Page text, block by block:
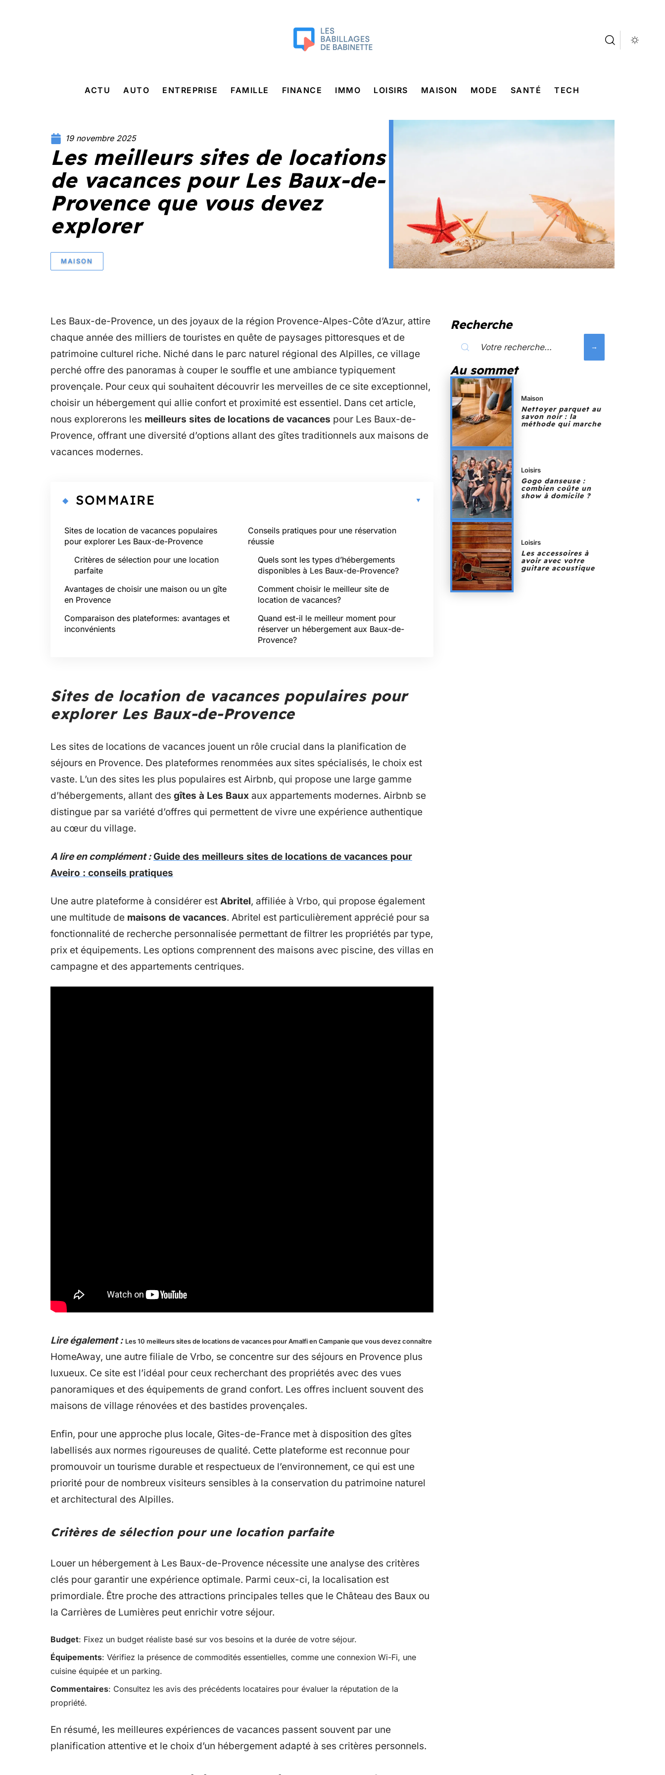
ACTU AUTO ENTREPRISE FAMILLE FINANCE IMMO LOISIRS MAISON MODE SANTÉ TECH
19 novembre 2025
Les meilleurs sites de locations
de vacances pour Les Baux-de-
Provence que vous devez
explorer
MAISON
Les Baux-de-Provence, un des joyaux de la région Provence-Alpes-Côte d’Azur, attire
chaque année des milliers de touristes en quête de paysages pittoresques et de
patrimoine culturel riche. Niché dans le parc naturel régional des Alpilles, ce village
perché offre des panoramas à couper le souffle et une ambiance typiquement
provençale. Pour ceux qui souhaitent découvrir les merveilles de ce site exceptionnel,
choisir un hébergement qui allie confort et proximité est essentiel. Dans cet article,
nous explorerons les meilleurs sites de locations de vacances pour Les Baux-de-
Provence, offrant une diversité d’options allant des gîtes traditionnels aux maisons de
vacances modernes.
SOMMAIRE
Sites de location de vacances populaires
pour explorer Les Baux-de-Provence
Critères de sélection pour une location
parfaite
Avantages de choisir une maison ou un gîte
en Provence
Comparaison des plateformes: avantages et
inconvénients
Conseils pratiques pour une réservation
réussie
Quels sont les types d’hébergements
disponibles à Les Baux-de-Provence?
Comment choisir le meilleur site de
location de vacances?
Quand est-il le meilleur moment pour
réserver un hébergement aux Baux-de-
Provence?
Sites de location de vacances populaires pour
explorer Les Baux-de-Provence
Les sites de locations de vacances jouent un rôle crucial dans la planification de
séjours en Provence. Des plateformes renommées aux sites spécialisés, le choix est
vaste. L’un des sites les plus populaires est Airbnb, qui propose une large gamme
d’hébergements, allant des gîtes à Les Baux aux appartements modernes. Airbnb se
distingue par sa variété d’offres qui permettent de vivre une expérience authentique
au cœur du village.
A lire en complément : Guide des meilleurs sites de locations de vacances pour
Aveiro : conseils pratiques
Une autre plateforme à considérer est Abritel, affiliée à Vrbo, qui propose également
une multitude de maisons de vacances. Abritel est particulièrement apprécié pour sa
fonctionnalité de recherche personnalisée permettant de filtrer les propriétés par type,
prix et équipements. Les options comprennent des maisons avec piscine, des villas en
campagne et des appartements centriques.
Lire également : Les 10 meilleurs sites de locations de vacances pour Amalfi en Campanie que vous devez connaître
HomeAway, une autre filiale de Vrbo, se concentre sur des séjours en Provence plus
luxueux. Ce site est l’idéal pour ceux recherchant des propriétés avec des vues
panoramiques et des équipements de grand confort. Les offres incluent souvent des
maisons de village rénovées et des bastides provençales.
Enfin, pour une approche plus locale, Gites-de-France met à disposition des gîtes
labellisés aux normes rigoureuses de qualité. Cette plateforme est reconnue pour
promouvoir un tourisme durable et respectueux de l’environnement, ce qui est une
priorité pour de nombreux visiteurs sensibles à la conservation du patrimoine naturel
et architectural des Alpilles.
Critères de sélection pour une location parfaite
Louer un hébergement à Les Baux-de-Provence nécessite une analyse des critères
clés pour garantir une expérience optimale. Parmi ceux-ci, la localisation est
primordiale. Être proche des attractions principales telles que le Château des Baux ou
la Carrières de Lumières peut enrichir votre séjour.
Budget: Fixez un budget réaliste basé sur vos besoins et la durée de votre séjour.
Équipements: Vérifiez la présence de commodités essentielles, comme une connexion Wi-Fi, une
cuisine équipée et un parking.
Commentaires: Consultez les avis des précédents locataires pour évaluer la réputation de la
propriété.
En résumé, les meilleures expériences de vacances passent souvent par une
planification attentive et le choix d’un hébergement adapté à ses critères personnels.
Recherche
Au sommet
Maison
Nettoyer parquet au
savon noir : la
méthode qui marche
Loisirs
Gogo danseuse :
combien coûte un
show à domicile ?
Loisirs
Les accessoires à
avoir avec votre
guitare acoustique